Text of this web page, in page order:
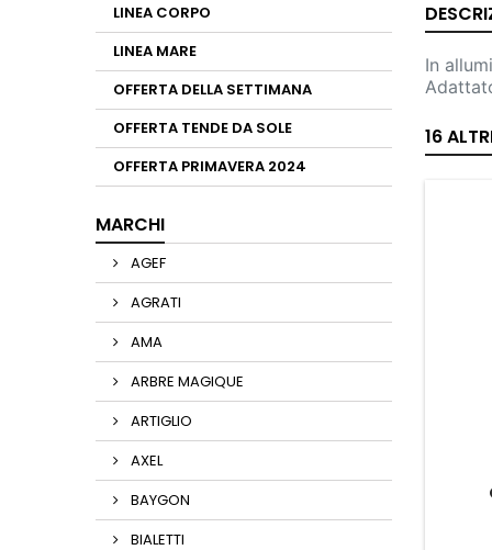
LINEA CORPO
LINEA MARE
OFFERTA DELLA SETTIMANA
OFFERTA TENDE DA SOLE
OFFERTA PRIMAVERA 2024
MARCHI
AGEF
AGRATI
AMA
ARBRE MAGIQUE
ARTIGLIO
AXEL
BAYGON
BIALETTI
In
16